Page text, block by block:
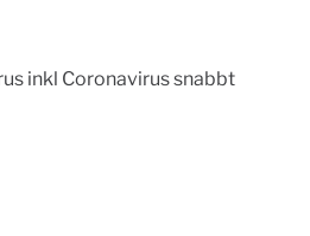
inkl Coronavirus snabbt